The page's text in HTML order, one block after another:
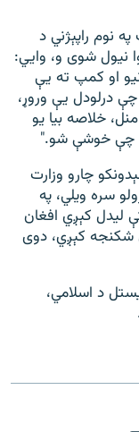
نوم راپېژني د
نيول شوى و، وايي:
او کمپ ته یې
درلودل یې وروړ،
خلاصه بیا يو
چارو وزارت
سره ويلي، په
کېږي افغان
شکنجه کېږي، دوی
د اسلامي،